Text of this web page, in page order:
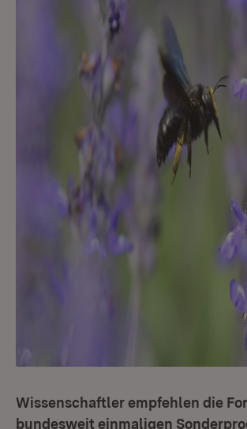
Wissenschaftler empfehlen die
bundesweit einmaligen